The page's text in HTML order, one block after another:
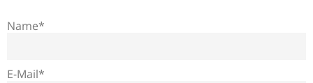
Name*
E-Mail*